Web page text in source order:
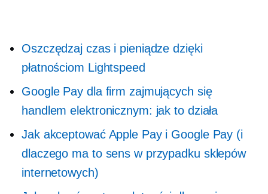
Oszczędzaj czas i pieniądze dzięki
płatnościom Lightspeed
Google Pay dla firm zajmujących się
handlem elektronicznym: jak to działa
Jak akceptować Apple Pay i Google Pay (i
dlaczego ma to sens w przypadku sklepów
internetowych)